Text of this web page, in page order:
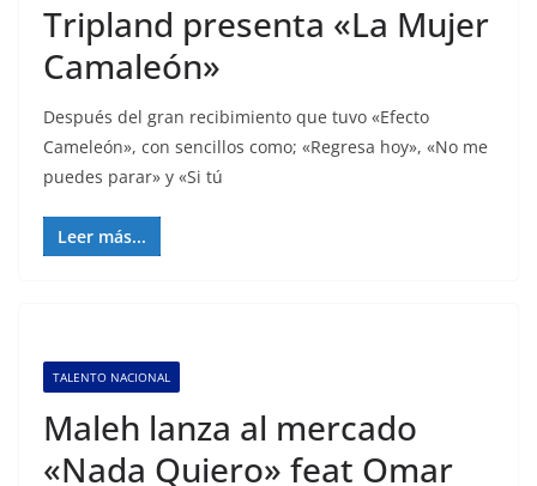
Tripland presenta «La Mujer
Camaleón»
Después del gran recibimiento que tuvo «Efecto
Cameleón», con sencillos como; «Regresa hoy», «No me
puedes parar» y «Si tú
Leer más...
TALENTO NACIONAL
Maleh lanza al mercado
«Nada Quiero» feat Omar